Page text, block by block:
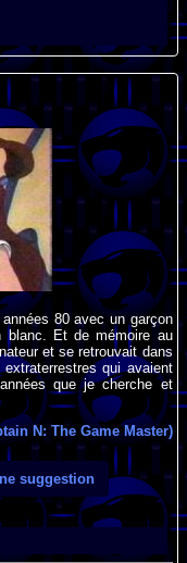
80 avec un garçon
blanc. Et de mémoire au
et se retrouvait dans
qui avaient
que je cherche et
N: The Game Master)
suggestion